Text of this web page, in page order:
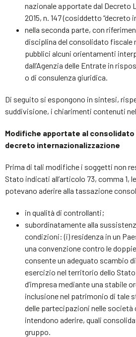
nazionale apportate dal Decreto
2015, n. 147 (cosiddetto “decreto
nella seconda parte, con
disciplina del consolidato fiscale
pubblici alcuni orientamenti
dall’Agenzia delle Entrate in
o di consulenza giuridica.
Di seguito si espongono in sintesi,
suddivisione, i chiarimenti contenuti
Modifiche apportate al
decreto internazionalizzazione
Prima di tali modifiche i soggetti non
Stato indicati all’articolo 73, comma 1,
potevano aderire alla tassazione
in qualità di controllanti;
subordinatamente alla
condizioni: (i) residenza in un
una convenzione contro le
consente un adeguato scambio
esercizio nel territorio dello
d’impresa mediante una stabile
inclusione nel patrimonio di tale
delle partecipazioni nelle società
intendono aderire, quali
gruppo.